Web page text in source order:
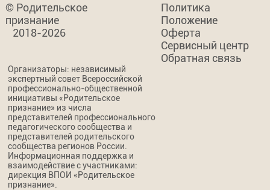
© Родительское
признание
2018-2026
Политика
Положение
Оферта
Сервисный центр
Обратная связь
Организаторы: независимый
экспертный совет Всероссийской
профессионально-общественной
инициативы «Родительское
признание» из числа
представителей профессионального
педагогического сообщества и
представителей родительского
сообщества регионов России.
Информационная поддержка и
взаимодействие с участниками:
дирекция ВПОИ «Родительское
признание».